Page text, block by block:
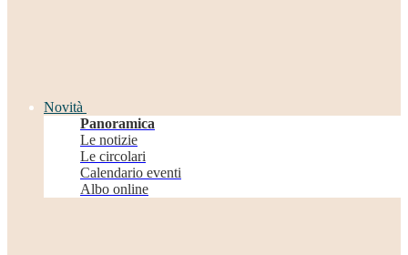
Novità
Panoramica
Le notizie
Le circolari
Calendario eventi
Albo online